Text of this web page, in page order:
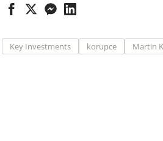
Key Investments korupce Martin